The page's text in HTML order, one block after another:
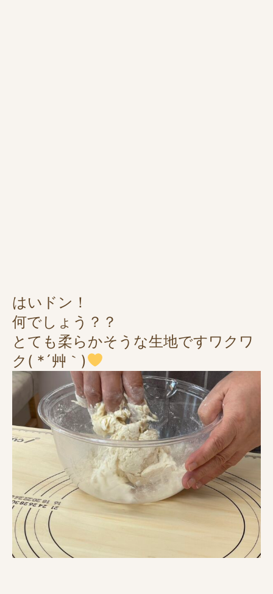
はいドン！
何でしょう？？
とても柔らかそうな生地ですワクワ
ク( *´艸｀)